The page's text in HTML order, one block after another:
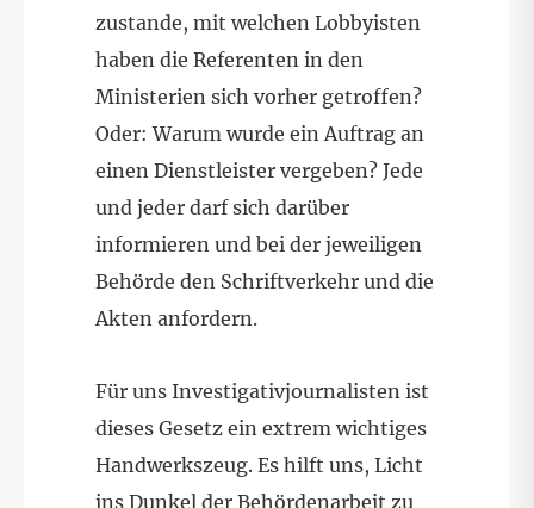
zustande, mit welchen Lobbyisten
haben die Referenten in den
Ministerien sich vorher getroffen?
Oder: Warum wurde ein Auftrag an
einen Dienstleister vergeben? Jede
und jeder darf sich darüber
informieren und bei der jeweiligen
Behörde den Schriftverkehr und die
Akten anfordern.
Für uns Investigativjournalisten ist
dieses Gesetz ein extrem wichtiges
Handwerkszeug. Es hilft uns, Licht
ins Dunkel der Behördenarbeit zu